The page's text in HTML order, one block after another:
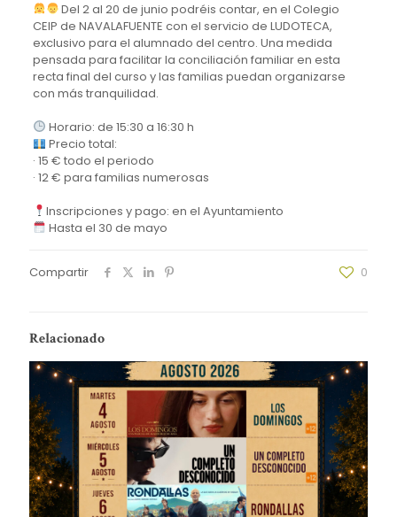
Del 2 al 20 de junio podréis contar, en el Colegio
CEIP de NAVALAFUENTE con el servicio de LUDOTECA,
exclusivo para el alumnado del centro. Una medida
pensada para facilitar la conciliación familiar en esta
recta final del curso y las familias puedan organizarse
con más tranquilidad.
Horario: de 15:30 a 16:30 h
Precio total:
· 15 € todo el periodo
· 12 € para familias numerosas
Inscripciones y pago: en el Ayuntamiento
Hasta el 30 de mayo
Compartir 0
Relacionado